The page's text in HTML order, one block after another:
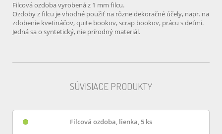
Filcová ozdoba vyrobená z 1 mm filcu.
Ozdoby z filcu je vhodné použiť na rôzne dekoračné účely, napr. na
zdobenie kvetináčov, quite bookov, scrap bookov, prácu s deťmi.
Jedná sa o syntetický, nie prírodný materiál.
SÚVISIACE PRODUKTY
Filcová ozdoba, lienka, 5 ks